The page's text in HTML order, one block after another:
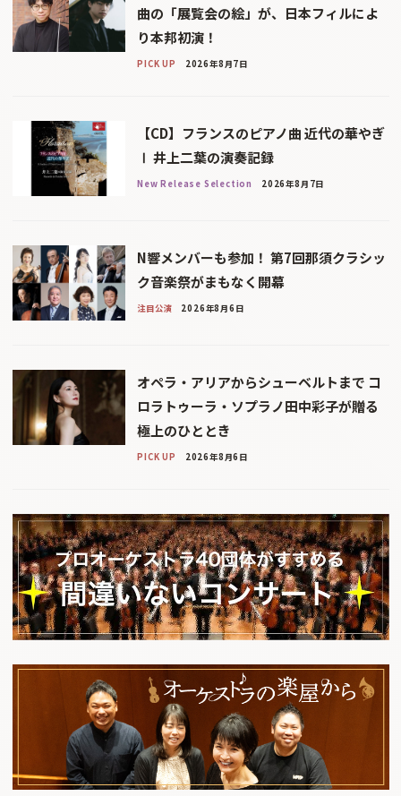
曲の「展覧会の絵」が、日本フィルによ
り本邦初演！
PICK UP 2026年8月7日
【CD】フランスのピアノ曲 近代の華やぎ
Ⅰ 井上二葉の演奏記録
New Release Selection 2026年8月7日
N響メンバーも参加！ 第7回那須クラシッ
ク音楽祭がまもなく開幕
注目公演 2026年8月6日
オペラ・アリアからシューベルトまで コ
ロラトゥーラ・ソプラノ田中彩子が贈る
極上のひととき
PICK UP 2026年8月6日